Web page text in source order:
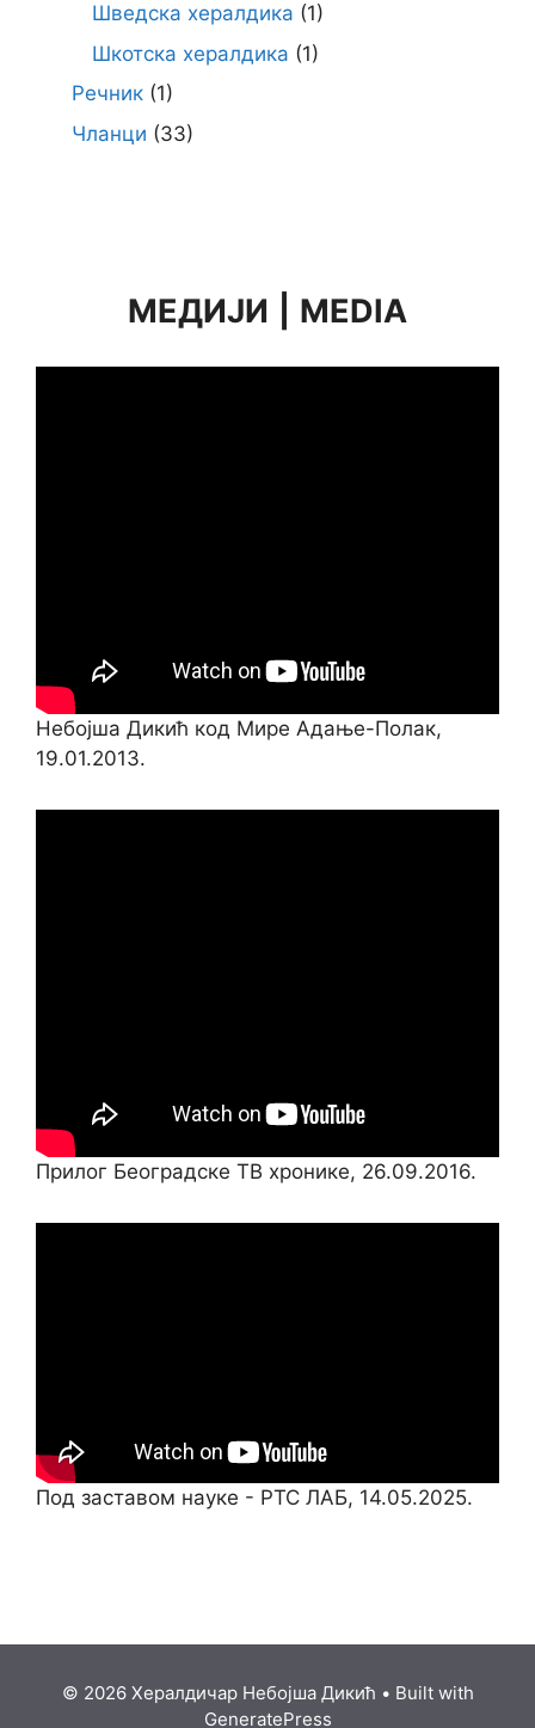
Шведска хералдика (1)
Шкотска хералдика (1)
Речник (1)
Чланци (33)
МЕДИЈИ MEDIA
Небојша Дикић код Мире Адање-Полак,
19.01.2013.
Прилог Београдске ТВ хронике, 26.09.2016.
Под заставом науке - РТС ЛАБ, 14.05.2025.
© 2026 Хералдичар Небојша Дикић • Built with
GeneratePress